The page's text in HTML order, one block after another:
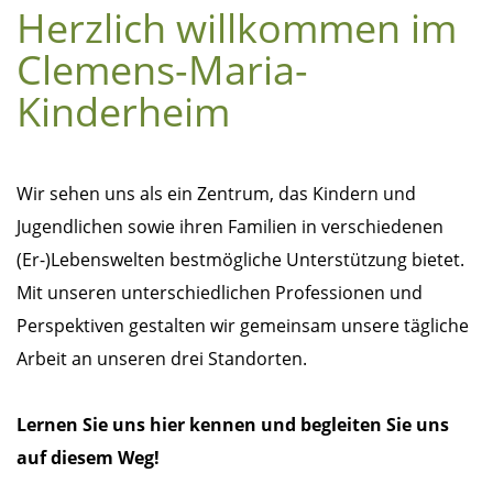
Herzlich willkommen im
Clemens-Maria-
Kinderheim
Wir sehen uns als ein Zentrum, das Kindern und
Jugendlichen sowie ihren Familien in verschiedenen
(Er-)Lebenswelten bestmögliche Unterstützung bietet.
Mit unseren unterschiedlichen Professionen und
Perspektiven gestalten wir gemeinsam unsere tägliche
Arbeit an unseren drei Standorten.
Lernen Sie uns hier kennen und begleiten Sie uns
auf diesem Weg!